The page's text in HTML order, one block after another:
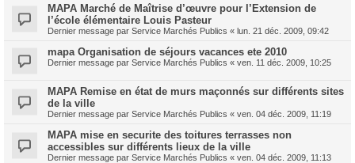
MAPA Marché de Maîtrise d’œuvre pour l’Extension de
l’école élémentaire Louis Pasteur
Dernier message par Service Marchés Publics « lun. 21 déc. 2009, 09:42
mapa Organisation de séjours vacances ete 2010
Dernier message par Service Marchés Publics « ven. 11 déc. 2009, 10:25
MAPA Remise en état de murs maçonnés sur différents sites
de la ville
Dernier message par Service Marchés Publics « ven. 04 déc. 2009, 11:19
MAPA mise en securite des toitures terrasses non
accessibles sur différents lieux de la ville
Dernier message par Service Marchés Publics « ven. 04 déc. 2009, 11:13